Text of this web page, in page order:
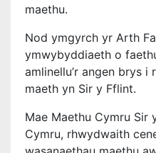
maethu.
Nod ymgyrch yr Arth
ymwybyddiaeth o
amlinellu’r angen brys
maeth yn Sir y Fflint.
Mae Maethu Cymru Sir
Cymru, rhwydwaith